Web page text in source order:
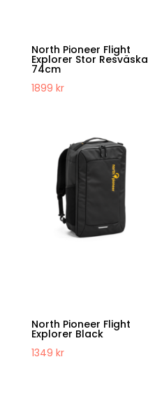
North Pioneer Flight
Explorer Stor Resväska
74cm
1899 kr
North Pioneer Flight
Explorer Black
1349 kr